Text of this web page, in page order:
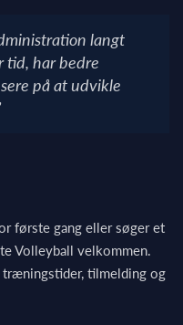
langt
tid, har bedre
på at udvikle
første gang eller søger et
Volleyball velkommen.
tilmelding og